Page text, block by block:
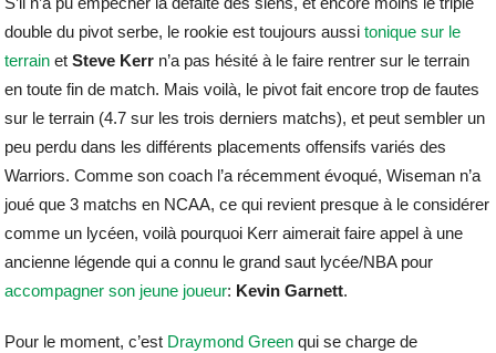
double du pivot serbe, le rookie est toujours aussitonique sur le
terrain etSteve Kerr n’a pas hésité à le faire rentrer sur le terrain
en toute fin de match. Mais voilà, le pivot fait encore trop de fautes
sur le terrain (4.7 sur les trois derniers matchs), et peut sembler un
peu perdu dans les différents placements offensifs variés des
Warriors. Comme son coach l’a récemment évoqué, Wiseman n’a
joué que 3 matchs en NCAA, ce qui revient presque à le considérer
comme un lycéen, voilà pourquoi Kerr aimerait faire appel à une
ancienne légende qui a connu le grand saut lycée/NBA pour
accompagner son jeune joueur: Kevin Garnett.
Pour le moment, c’est Draymond Green qui se charge de